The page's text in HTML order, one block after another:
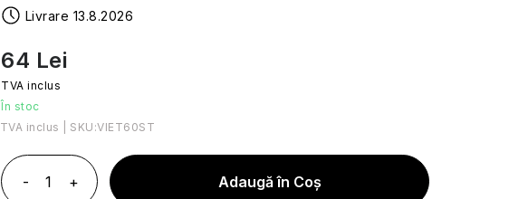
13.8.2026
64 Lei
În stoc
Evaluare preţ:SKU:VIET60ST
Adaugă în Coş